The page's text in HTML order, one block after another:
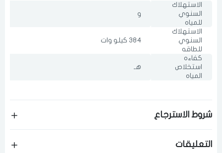
الاستهلاك
السنوي
للمياه
و
الاستهلاك
السنوي
للطاقه
384 كيلو وات
كفاءه
استخلاص
المياه
هـ
شروط الاسترجاع
التعليقات